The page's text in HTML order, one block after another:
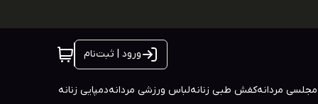
ورود | ثبت‌نام
مردانهکفش طبی زنانهلباس ورزشی مردانهدمپایی زنانه